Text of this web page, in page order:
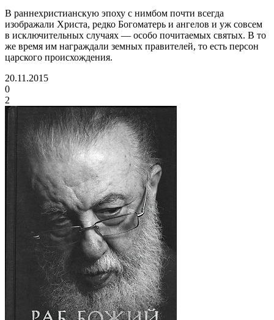
В раннехристианскую эпоху с нимбом почти всегда
изображали Христа, редко Богоматерь и ангелов и уж совсем
в исключительных случаях — особо почитаемых святых. В то
же время им награждали земных правителей, то есть персон
царского происхождения.
20.11.2015
0
2